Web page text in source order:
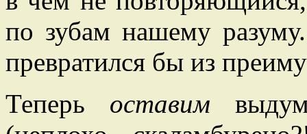
по зубам нашему разуму.
превратился бы из
Теперь оставим